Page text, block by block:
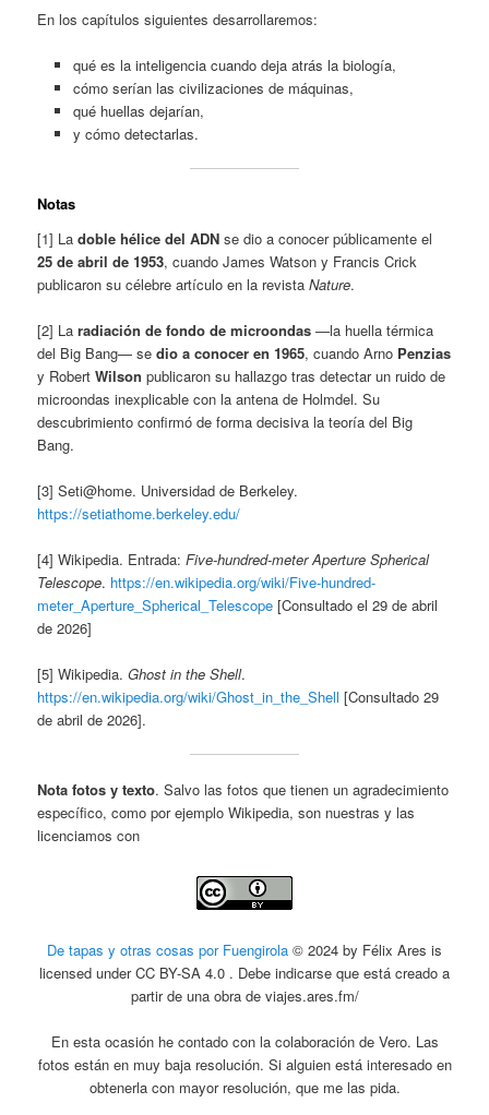
En los capítulos siguientes desarrollaremos:
qué es la inteligencia cuando deja atrás la biología,
cómo serían las civilizaciones de máquinas,
qué huellas dejarían,
y cómo detectarlas.
Notas
[1] Ladoble hélice del ADN se dio a conocer públicamente el
25 de abril de 1953, cuando James Watson y Francis Crick
publicaron su célebre artículo en la revistaNature.
[2] Laradiación de fondo de microondas —la huella térmica
del Big Bang— sedio a conocer en 1965, cuando Arno Penzias
y RobertWilson publicaron su hallazgo tras detectar un ruido de
microondas inexplicable con la antena de Holmdel. Su
descubrimiento confirmó de forma decisiva la teoría del Big
Bang.
[3] Seti@home. Universidad de Berkeley.
https://setiathome.berkeley.edu/
[4] Wikipedia. Entrada:Five-hundred-meter Aperture Spherical
Telescope. https://en.wikipedia.org/wiki/Five-hundred-
meter_Aperture_Spherical_Telescope [Consultado el 29 de abril
de 2026]
[5] Wikipedia.Ghost in the Shell.
https://en.wikipedia.org/wiki/Ghost_in_the_Shell [Consultado 29
de abril de 2026].
Nota fotos y texto. Salvo las fotos que tienen un agradecimiento
específico, como por ejemplo Wikipedia, son nuestras y las
licenciamos con
De tapas y otras cosas por Fuengirola © 2024 by Félix Ares is
licensed under CC BY-SA 4.0 . Debe indicarse que está creado a
partir de una obra de viajes.ares.fm/
En esta ocasión he contado con la colaboración de Vero. Las
fotos están en muy baja resolución. Si alguien está interesado en
obtenerla con mayor resolución, que me las pida.